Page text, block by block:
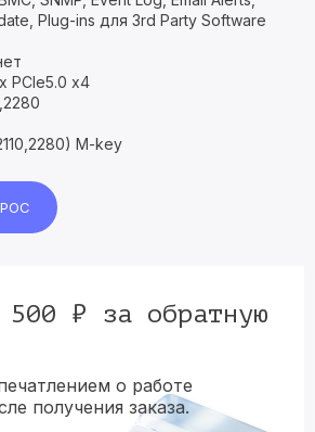
Plug-ins для 3rd Party Software
PCIe5.0 x4
M-key
500 ₽ за обратную
о работе
получения заказа.